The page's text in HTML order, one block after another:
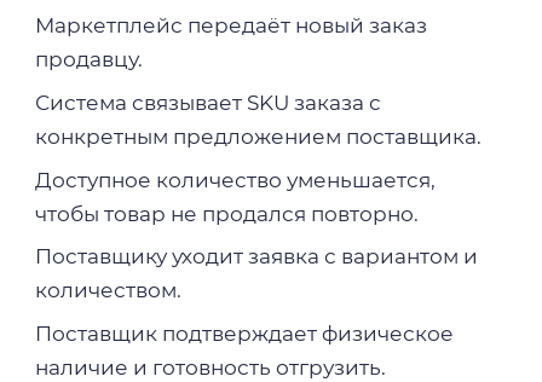
Маркетплейс передаёт новый заказ
продавцу.
Система связывает SKU заказа с
конкретным предложением поставщика.
Доступное количество уменьшается,
чтобы товар не продался повторно.
Поставщику уходит заявка с вариантом и
количеством.
Поставщик подтверждает физическое
наличие и готовность отгрузить.